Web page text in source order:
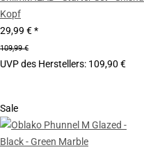
Kopf
29,99 €*
109,99 €
UVP des Herstellers: 109,90 €
Sale